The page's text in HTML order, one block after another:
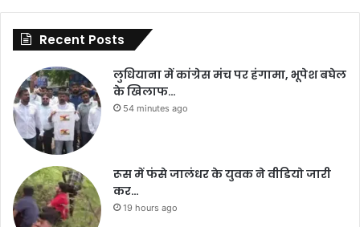
Recent Posts
लुधियाना में कांग्रेस मंच पर हंगामा, भूपेश बघेल
के खिलाफ…
54 minutes ago
रूस में फंसे जालंधर के युवक ने वीडियो जारी
कर…
19 hours ago